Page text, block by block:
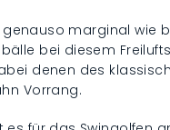
marginal wie
bei diesem
denen des
Vorrang.